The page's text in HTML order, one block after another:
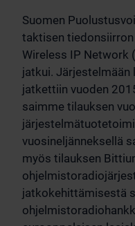
Suomen
taktisen
Wireless IP Network
jatkui.
jatkettiin vuoden
saimme tilauksen
vuosineljänneksellä
myös tilauksen
jatkokehittämisestä